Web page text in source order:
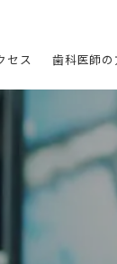
セス 歯科医師の